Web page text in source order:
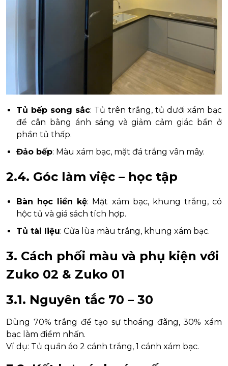
Tủ bếp song sắc: Tủ trên trắng, tủ dưới xám bạc
để cân bằng ánh sáng và giảm cảm giác bẩn ở
phần tủ thấp.
Đảo bếp: Màu xám bạc, mặt đá trắng vân mây.
2.4. Góc làm việc – học tập
Bàn học liền kệ: Mặt xám bạc, khung trắng, có
hộc tủ và giá sách tích hợp.
Tủ tài liệu: Cửa lùa màu trắng, khung xám bạc.
3. Cách phối màu và phụ kiện với
Zuko 02 & Zuko 01
3.1. Nguyên tắc 70 – 30
Dùng 70% trắng để tạo sự thoáng đãng, 30% xám
bạc làm điểm nhấn.
Ví dụ: Tủ quần áo 2 cánh trắng, 1 cánh xám bạc.